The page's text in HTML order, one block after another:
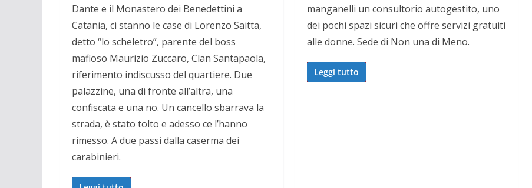
Dante e il Monastero dei Benedettini a
Catania, ci stanno le case di Lorenzo Saitta,
detto “lo scheletro”, parente del boss
mafioso Maurizio Zuccaro, Clan Santapaola,
riferimento indiscusso del quartiere. Due
palazzine, una di fronte all’altra, una
confiscata e una no. Un cancello sbarrava la
strada, è stato tolto e adesso ce l’hanno
rimesso. A due passi dalla caserma dei
carabinieri.
manganelli un consultorio autogestito, uno
dei pochi spazi sicuri che offre servizi gratuiti
alle donne. Sede di Non una di Meno.
Leggi tutto